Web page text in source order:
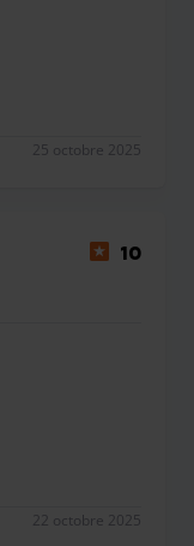
25 octobre 2025
10
22 octobre 2025